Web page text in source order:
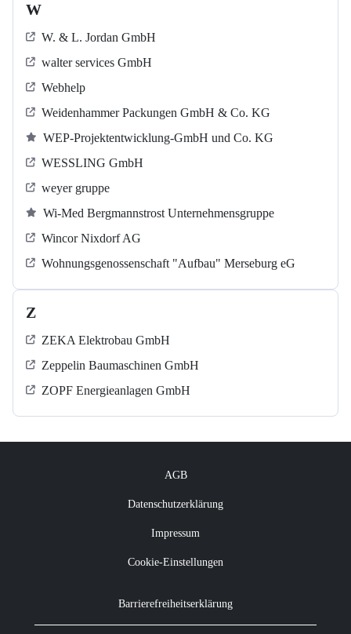
W
W. & L. Jordan GmbH
walter services GmbH
Webhelp
Weidenhammer Packungen GmbH & Co. KG
WEP-Projektentwicklung-GmbH und Co. KG
WESSLING GmbH
weyer gruppe
Wi-Med Bergmannstrost Unternehmensgruppe
Wincor Nixdorf AG
Wohnungsgenossenschaft "Aufbau" Merseburg eG
Z
ZEKA Elektrobau GmbH
Zeppelin Baumaschinen GmbH
ZOPF Energieanlagen GmbH
AGB
Datenschutzerklärung
Impressum
Cookie-Einstellungen
Barrierefreiheitserklärung